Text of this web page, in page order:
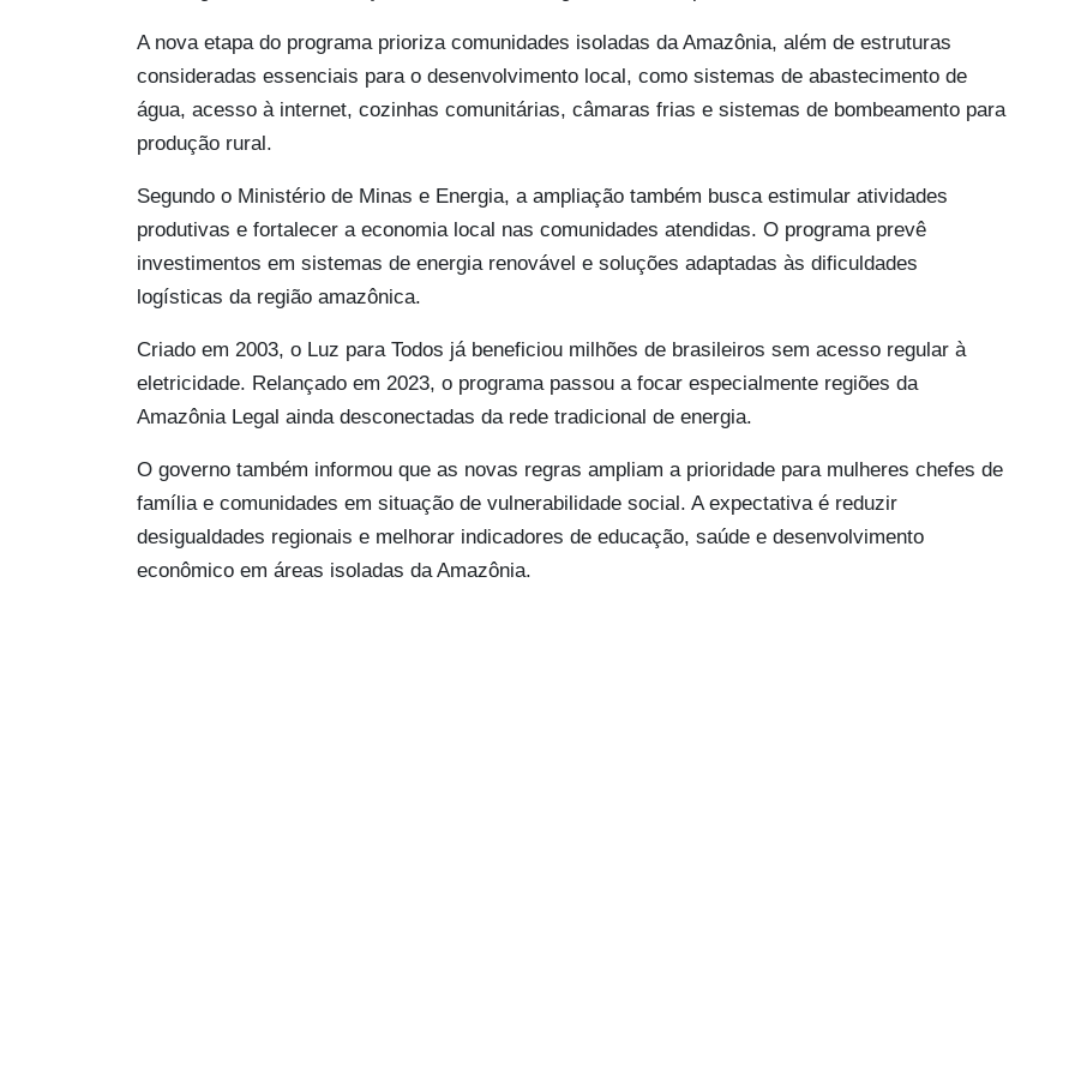
A nova etapa do programa prioriza comunidades isoladas da Amazônia, além de estruturas
consideradas essenciais para o desenvolvimento local, como sistemas de abastecimento de
água, acesso à internet, cozinhas comunitárias, câmaras frias e sistemas de bombeamento para
produção rural.
Segundo o Ministério de Minas e Energia, a ampliação também busca estimular atividades
produtivas e fortalecer a economia local nas comunidades atendidas. O programa prevê
investimentos em sistemas de energia renovável e soluções adaptadas às dificuldades
logísticas da região amazônica.
Criado em 2003, o Luz para Todos já beneficiou milhões de brasileiros sem acesso regular à
eletricidade. Relançado em 2023, o programa passou a focar especialmente regiões da
Amazônia Legal ainda desconectadas da rede tradicional de energia.
O governo também informou que as novas regras ampliam a prioridade para mulheres chefes de
família e comunidades em situação de vulnerabilidade social. A expectativa é reduzir
desigualdades regionais e melhorar indicadores de educação, saúde e desenvolvimento
econômico em áreas isoladas da Amazônia.